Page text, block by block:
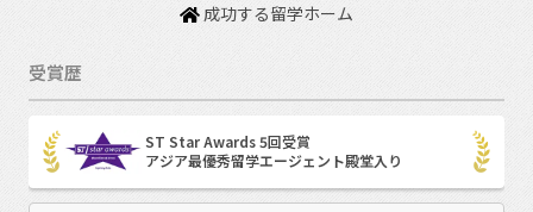
成功する留学ホーム
受賞歴
ST Star Awards 5回受賞
アジア最優秀留学エージェント殿堂入り